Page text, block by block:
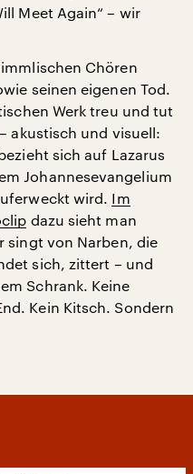
Meet Again“ – wir
Chören
seinen eigenen Tod.
Werk treu und tut
akustisch und visuell:
sich auf Lazarus
Johannesevangelium
wird. Im
dazu sieht man
singt von Narben, die
sich, zittert – und
Schrank. Keine
Kein Kitsch. Sondern